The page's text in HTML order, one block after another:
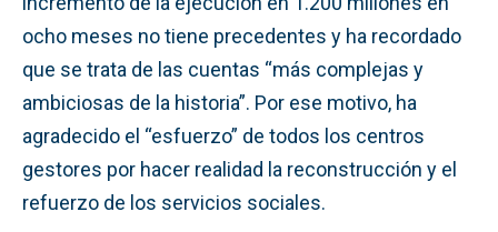
ocho meses no tiene precedentes y ha recordado
que se trata de las cuentas “más complejas y
ambiciosas de la historia”. Por ese motivo, ha
agradecido el “esfuerzo” de todos los centros
gestores por hacer realidad la reconstrucción y el
refuerzo de los servicios sociales.